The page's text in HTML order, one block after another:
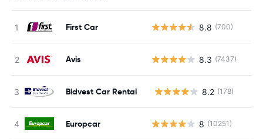
First Car 8.8 (700)
Avis 8.3 (7437)
Bidvest Car Rental 8.2 (178)
Europcar 8 (10251)